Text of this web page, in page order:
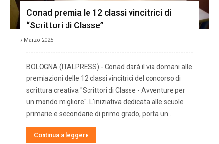
Conad premia le 12 classi vincitrici di
“Scrittori di Classe”
7 Marzo 2025
BOLOGNA (ITALPRESS) - Conad darà il via domani alle
premiazioni delle 12 classi vincitrici del concorso di
scrittura creativa "Scrittori di Classe - Avventure per
un mondo migliore". L'iniziativa dedicata alle scuole
primarie e secondarie di primo grado, porta un...
Continua a leggere